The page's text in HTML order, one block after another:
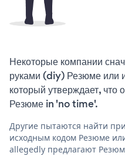
Некоторые компании
руками (diy) Резюме
который утверждает, что
Резюме in 'no time'.
Другие пытаются найти
исходным кодом Резюме
allegedly предлагают